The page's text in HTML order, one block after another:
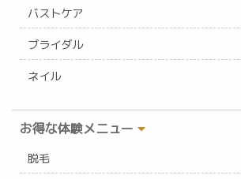
バストケア
ブライダル
ネイル
お得な体験メニュー
脱毛